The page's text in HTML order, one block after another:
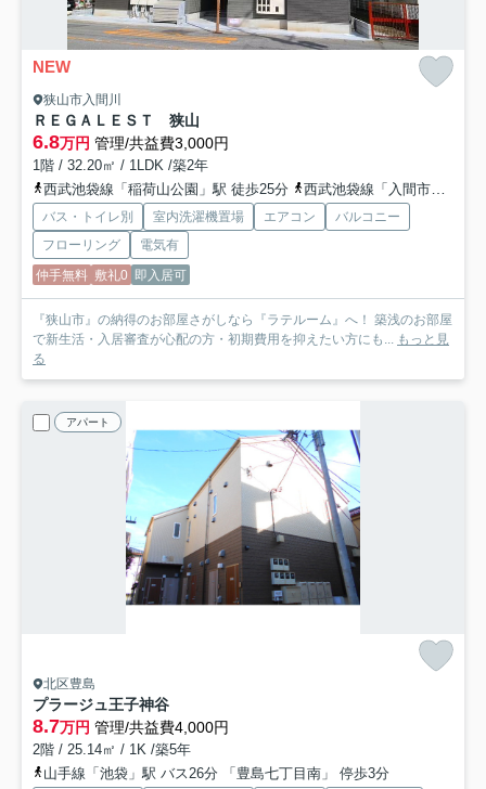
NEW
狭山市入間川
ＲＥＧＡＬＥＳＴ 狭山
6.8万円 管理/共益費3,000円
1階 / 32.20㎡ / 1LDK /築2年
西武池袋線「稲荷山公園」駅 徒歩25分
西武池袋線「入間市」駅 バス21分 西武バス「社会福祉会館（狭山市）」 停歩2分
バス・トイレ別 室内洗濯機置場 エアコン
バルコニー
フローリング
電気有
仲手無料 敷礼0 即入居可
『狭山市』の納得のお部屋さがしなら『ラテルーム』へ！ 築浅のお部屋
で新生活・入居審査が心配の方・初期費用を抑えたい方にも... もっと見
る
アパート
北区豊島
プラージュ王子神谷
8.7万円 管理/共益費4,000円
2階 / 25.14㎡ / 1K /築5年
山手線「池袋」駅 バス26分 「豊島七丁目南」 停歩3分